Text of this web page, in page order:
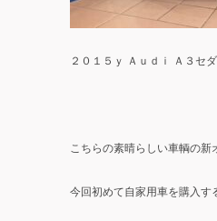
２０１５ｙ Ａｕｄｉ Ａ３セ
こちらの素晴らしい車輌の新
今回初めて自家用車を購入す